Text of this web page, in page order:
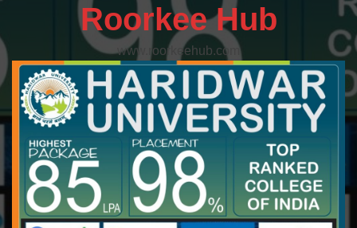
Roorkee Hub
www.roorkeehub.com